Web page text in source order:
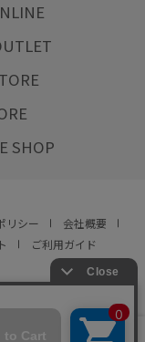
SHOP
リシー
会社概要
ご利用ガイド